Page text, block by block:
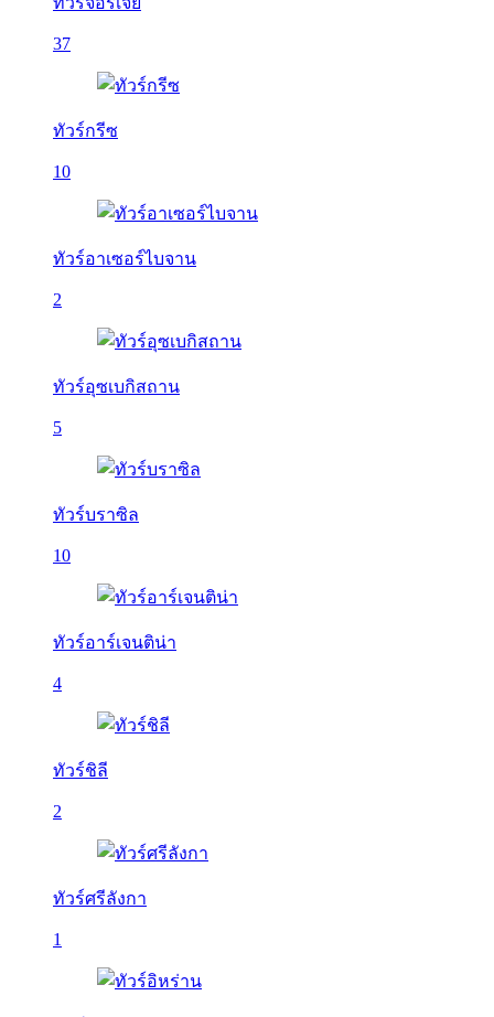
37
ทัวร์กรีซ
10
ทัวร์อาเซอร์ไบจาน
2
ทัวร์อุซเบกิสถาน
5
ทัวร์บราซิล
10
ทัวร์อาร์เจนติน่า
4
ทัวร์ชิลี
2
ทัวร์ศรีลังกา
1